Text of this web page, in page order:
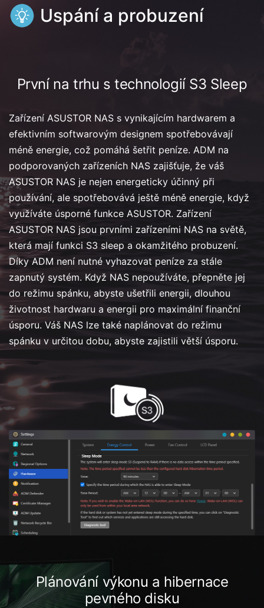
Uspání a probuzení
První na trhu s technologií S3 Sleep
Zařízení ASUSTOR NAS s vynikajícím hardwarem a
efektivním softwarovým designem spotřebovávají
méně energie, což pomáhá šetřit peníze. ADM na
podporovaných zařízeních NAS zajišťuje, že váš
ASUSTOR NAS je nejen energeticky účinný při
používání, ale spotřebovává ještě méně energie, když
využíváte úsporné funkce ASUSTOR. Zařízení
ASUSTOR NAS jsou prvními zařízeními NAS na světě,
která mají funkci S3 sleep a okamžitého probuzení.
Díky ADM není nutné vyhazovat peníze za stále
zapnutý systém. Když NAS nepoužíváte, přepněte jej
do režimu spánku, abyste ušetřili energii, dlouhou
životnost hardwaru a energii pro maximální finanční
úsporu. Váš NAS lze také naplánovat do režimu
spánku v určitou dobu, abyste zajistili větší úsporu.
Plánování výkonu a hibernace
pevného disku